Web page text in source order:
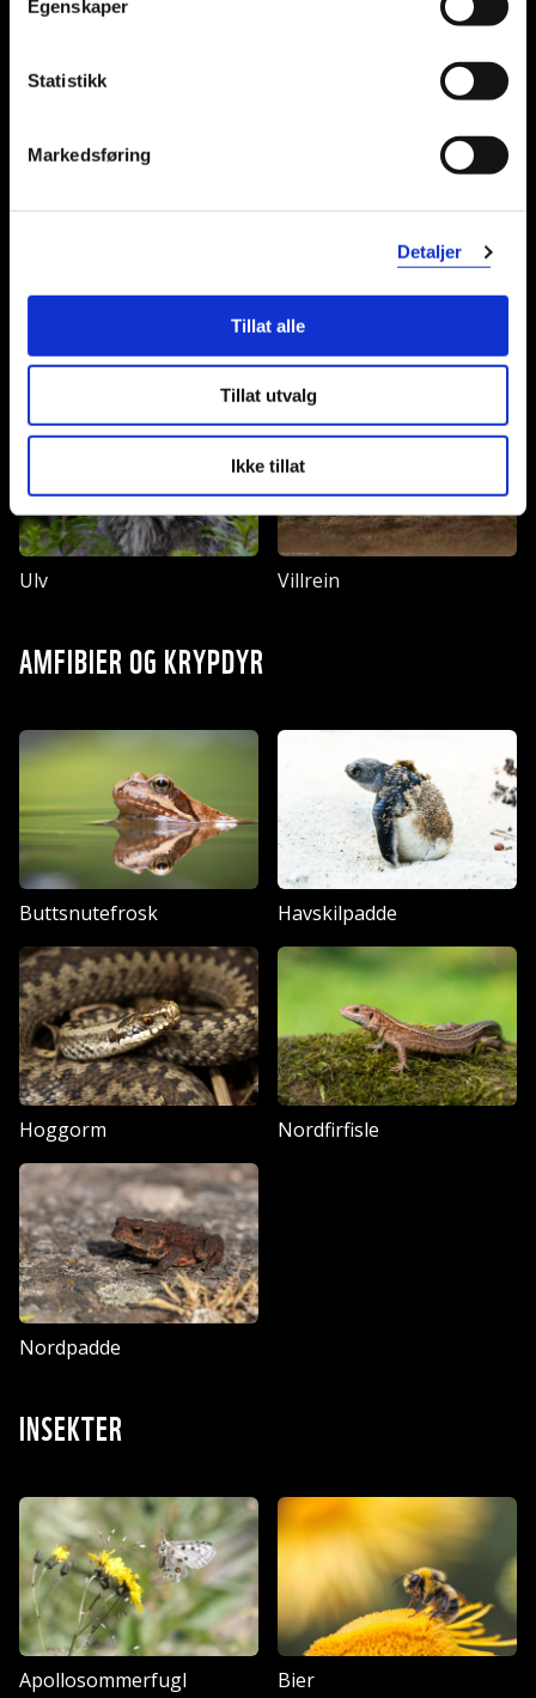
Egenskaper
Statistikk
Markedsføring
Detaljer
Tillat alle
Tillat utvalg
Ikke tillat
Spekkhogger
Tapir Tiger
Ulv Villrein
AMFIBIER OG KRYPDYR
Buttsnutefrosk Havskilpadde
Hoggorm Nordfirfisle
Nordpadde
INSEKTER
Apollosommerfugl Bier